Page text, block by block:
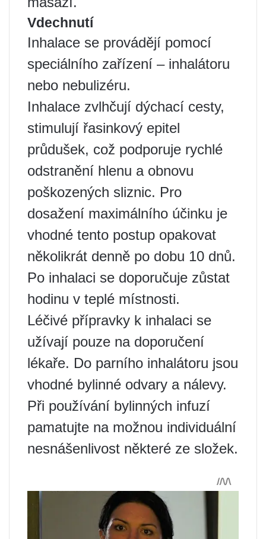
Vdechnutí
Inhalace se provádějí pomocí
speciálního zařízení – inhalátoru
nebo nebulizéru.
Inhalace zvlhčují dýchací cesty,
stimulují řasinkový epitel
průdušek, což podporuje rychlé
odstranění hlenu a obnovu
poškozených sliznic. Pro
dosažení maximálního účinku je
vhodné tento postup opakovat
několikrát denně po dobu 10 dnů.
Po inhalaci se doporučuje zůstat
hodinu v teplé místnosti.
Léčivé přípravky k inhalaci se
užívají pouze na doporučení
lékaře. Do parního inhalátoru jsou
vhodné bylinné odvary a nálevy.
Při používání bylinných infuzí
pamatujte na možnou individuální
nesnášenlivost některé ze složek.